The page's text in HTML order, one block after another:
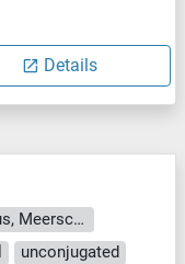
Details
Reaktivität: Human, Ratte, Maus, Meerschweinchen, Pferd, Kaninchen, Rind (Kuh), Hund, Zebrafisch (Danio rerio)
unconjugated